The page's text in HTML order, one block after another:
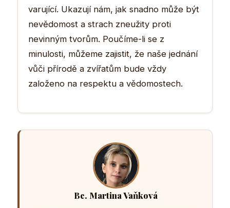
varující. Ukazují nám, jak snadno může být
nevědomost a strach zneužity proti
nevinným tvorům. Poučíme-li se z
minulosti, můžeme zajistit, že naše jednání
vůči přírodě a zvířatům bude vždy
založeno na respektu a vědomostech.
Bc. Martina Vaňková